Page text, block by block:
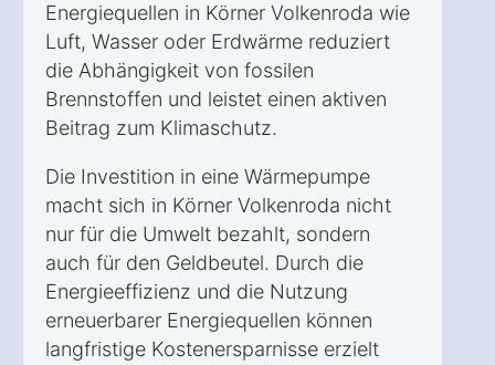
Energiequellen in Körner Volkenroda wie
Luft, Wasser oder Erdwärme reduziert
die Abhängigkeit von fossilen
Brennstoffen und leistet einen aktiven
Beitrag zum Klimaschutz.
Die Investition in eine Wärmepumpe
macht sich in Körner Volkenroda nicht
nur für die Umwelt bezahlt, sondern
auch für den Geldbeutel. Durch die
Energieeffizienz und die Nutzung
erneuerbarer Energiequellen können
langfristige Kostenersparnisse erzielt